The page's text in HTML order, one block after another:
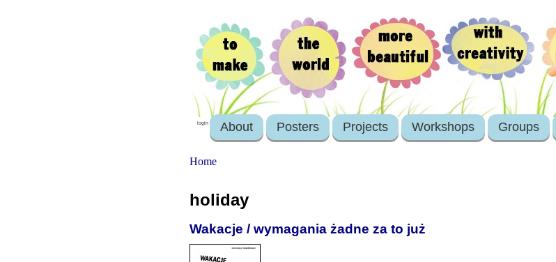
login About Posters Projects Workshops Groups
Home
holiday
Wakacje / wymagania żadne za to już